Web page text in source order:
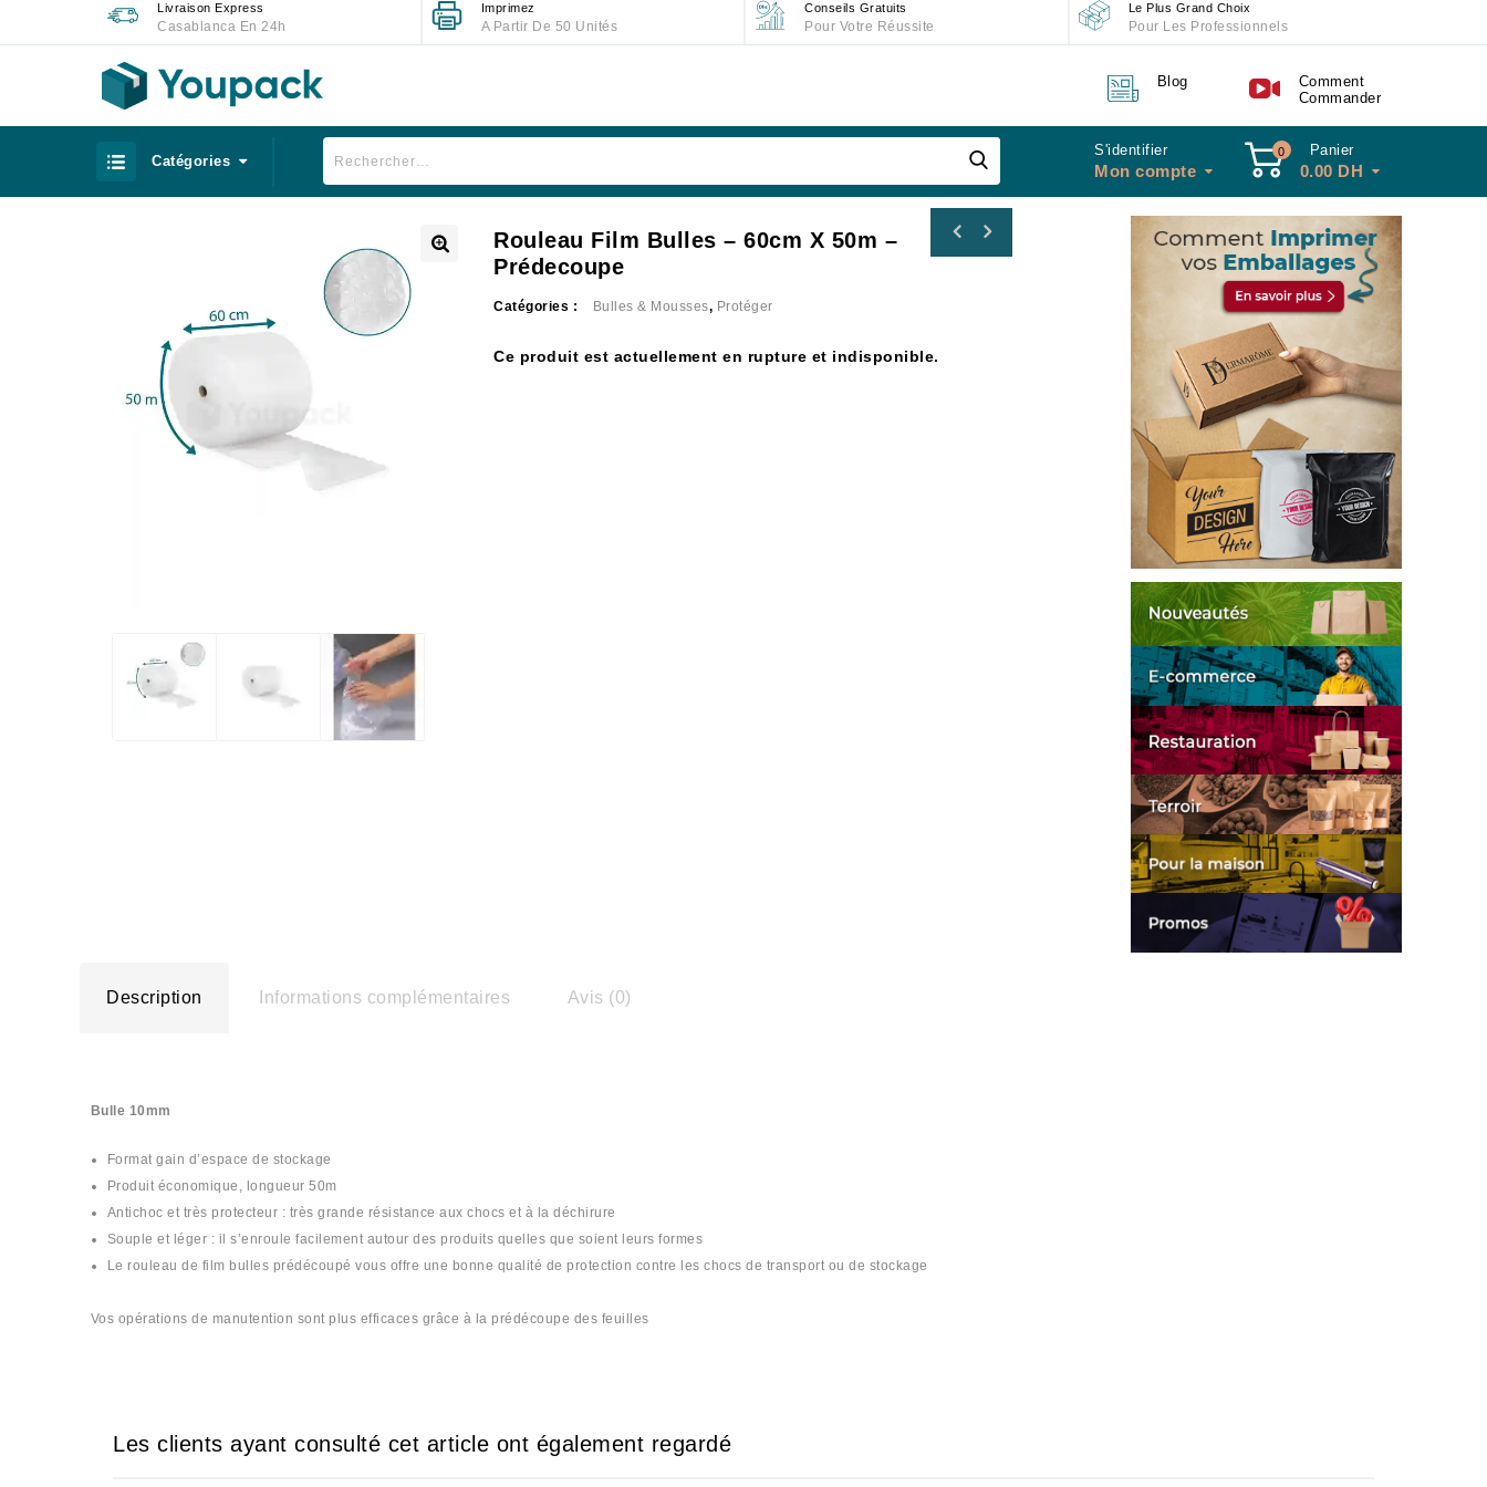
Livraison Express
Casablanca En 24h
Imprimez
A Partir De 50 Unités
Conseils Gratuits
Pour Votre Réussite
Le Plus Grand Choix
Pour Les Professionnels
Blog
Comment
Commander
Catégories
S'identifier
Mon compte
0 Panier
0.00 DH
Rouleau Film Bulles – 60cm X 50m –
Prédecoupe
Catégories : Bulles & Mousses, Protéger
Ce produit est actuellement en rupture et indisponible.
Description Informations complémentaires Avis (0)
Bulle 10mm
Format gain d’espace de stockage
Produit économique, longueur 50m
Antichoc et très protecteur : très grande résistance aux chocs et à la déchirure
Souple et léger : il s’enroule facilement autour des produits quelles que soient leurs formes
Le rouleau de film bulles prédécoupé vous offre une bonne qualité de protection contre les chocs de transport ou de stockage
Vos opérations de manutention sont plus efficaces grâce à la prédécoupe des feuilles
Les clients ayant consulté cet article ont également regardé